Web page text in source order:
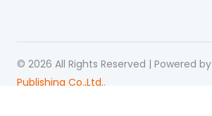
© 2026 All Rights Reserved | Powered by
Publishing Co.,Ltd..